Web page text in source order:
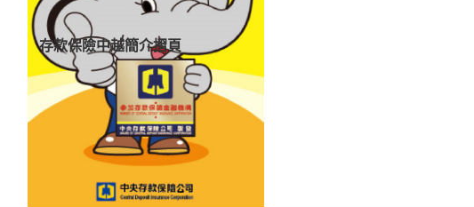
存款保險中越簡介摺頁